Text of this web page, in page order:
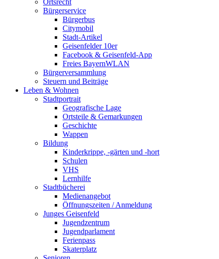
Ortsrecht
Bürgerservice
Bürgerbus
Citymobil
Stadt-Artikel
Geisenfelder 10er
Facebook & Geisenfeld-App
Freies BayernWLAN
Bürgerversammlung
Steuern und Beiträge
Leben & Wohnen
Stadtportrait
Geografische Lage
Ortsteile & Gemarkungen
Geschichte
Wappen
Bildung
Kinderkrippe, -gärten und -hort
Schulen
VHS
Lernhilfe
Stadtbücherei
Medienangebot
Öffnungszeiten / Anmeldung
Junges Geisenfeld
Jugendzentrum
Jugendparlament
Ferienpass
Skaterplatz